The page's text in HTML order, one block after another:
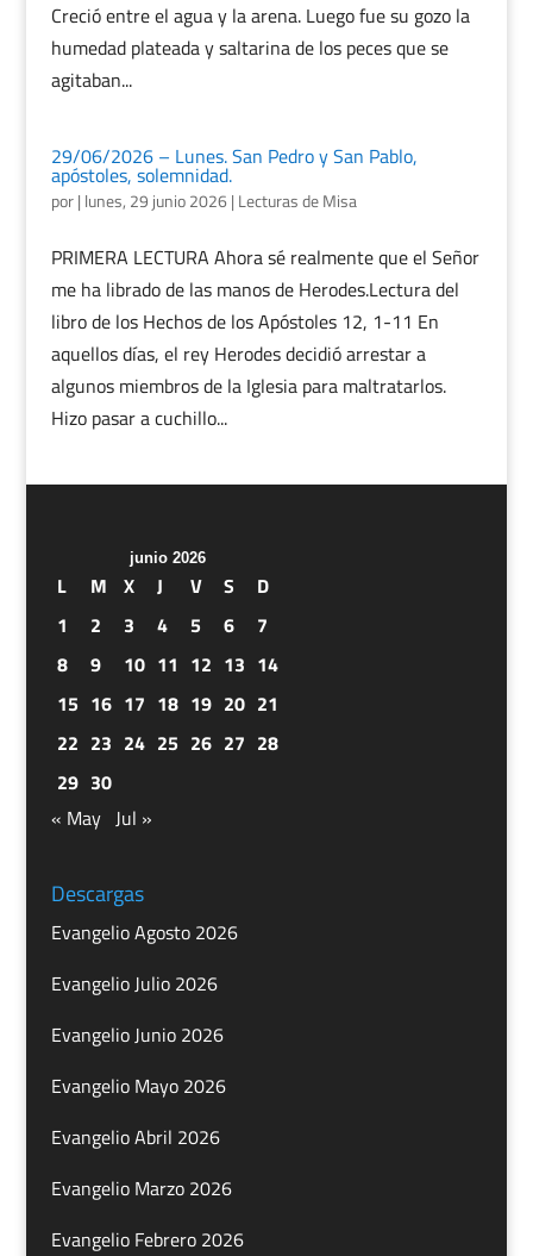
Creció entre el agua y la arena. Luego fue su gozo la
humedad plateada y saltarina de los peces que se
agitaban...
29/06/2026 – Lunes. San Pedro y San Pablo,
apóstoles, solemnidad.
por| lunes, 29 junio 2026| Lecturas de Misa
PRIMERA LECTURA Ahora sé realmente que el Señor
me ha librado de las manos de Herodes.Lectura del
libro de los Hechos de los Apóstoles 12, 1-11 En
aquellos días, el rey Herodes decidió arrestar a
algunos miembros de la Iglesia para maltratarlos.
Hizo pasar a cuchillo...
junio 2026
L M X J V S
D
1
2 3 4 5 6
7
8
9 10 11 12 13 14
15 16 17 18 19 20 21
22 23 24 25 26 27 28
29 30
« May Jul »
Descargas
Evangelio Agosto 2026
Evangelio Julio 2026
Evangelio Junio 2026
Evangelio Mayo 2026
Evangelio Abril 2026
Evangelio Marzo 2026
Evangelio Febrero 2026